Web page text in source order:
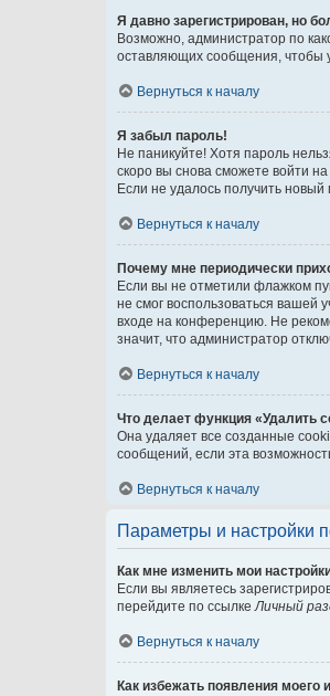
Я давно зарегистрирован, но
Возможно, администратор по
оставляющих сообщения, чтобы
Вернуться к началу
Я забыл пароль!
Не паникуйте! Хотя пароль
скоро вы снова сможете войти
Если не удалось получить
Вернуться к началу
Почему мне периодически
Если вы не отметили флажком
не смог воспользоваться вашей
входе на конференцию. Не
значит, что администратор
Вернуться к началу
Что делает функция «Удалить
Она удаляет все созданные
сообщений, если эта
Вернуться к началу
Параметры и настройки
Как мне изменить мои
Если вы являетесь
перейдите по ссылкеЛичный
Вернуться к началу
Как избежать появления моего